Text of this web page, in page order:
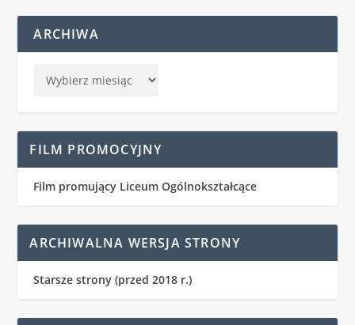
ARCHIWA
FILM PROMOCYJNY
Film promujący Liceum Ogólnokształcące
ARCHIWALNA WERSJA STRONY
Starsze strony (przed 2018 r.)